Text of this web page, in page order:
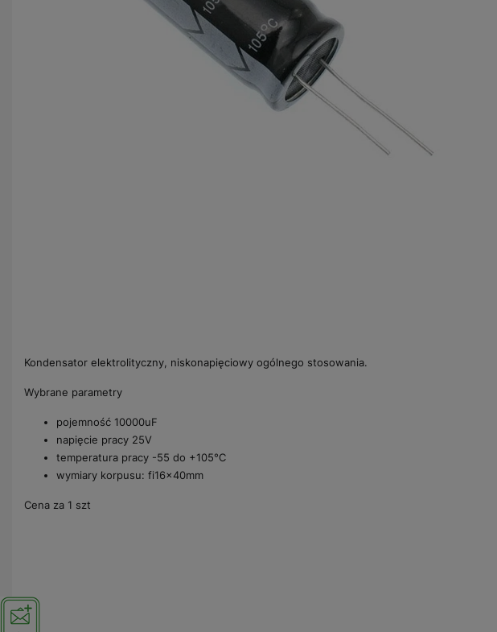
Kondensator elektrolityczny, niskonapięciowy ogólnego stosowania.
Wybrane parametry
pojemność 10000uF
napięcie pracy 25V
temperatura pracy -55 do +105°C
wymiary korpusu: fi16x40mm
Cena za 1 szt